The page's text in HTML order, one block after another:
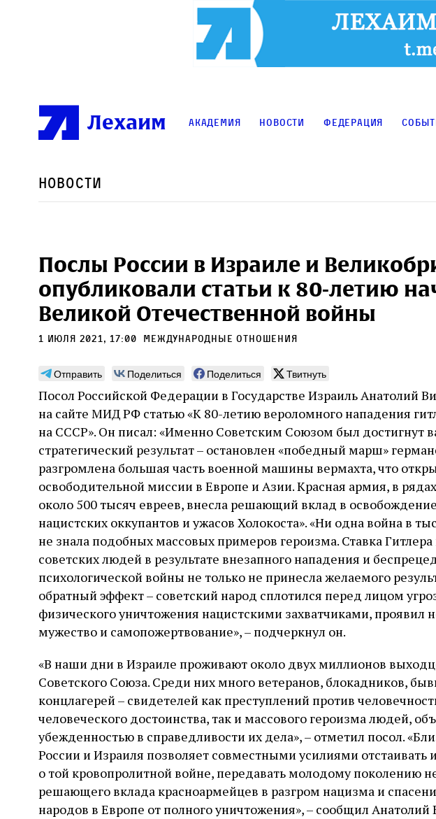
Лехаим Академия Новости Федерация
Новости
Послы России в Израиле и
опубликовали статьи к 80-летию
Великой Отечественной войны
1 июля 2021, 17:00 международные отношения
Отправить Поделиться Поделиться Твитнуть
Посол Российской Федерации в Государстве Израиль Анатолий
на сайте МИД РФ статью «К 80-летию вероломного нападения
на СССР». Он писал: «Именно Советским Союзом был достигнут
стратегический результат – остановлен «победный марш»
разгромлена большая часть военной машины вермахта, что
освободительной миссии в Европе и Азии. Красная армия, в
около 500 тысяч евреев, внесла решающий вклад в
нацистских оккупантов и ужасов Холокоста». «Ни одна война в
не знала подобных массовых примеров героизма. Ставка
советских людей в результате внезапного нападения и
психологической войны не только не принесла желаемого
обратный эффект – советский народ сплотился перед лицом
физического уничтожения нацистскими захватчиками, проявил
мужество и самопожертвование», – подчеркнул он.
«В наши дни в Израиле проживают около двух миллионов
Советского Союза. Среди них много ветеранов, блокадников,
концлагерей – свидетелей как преступлений против
человеческого достоинства, так и массового героизма людей,
убежденностью в справедливости их дела», – отметил посол.
России и Израиля позволяет совместными усилиями отстаивать
о той кровопролитной войне, передавать молодому поколению
решающего вклада красноармейцев в разгром нацизма и
народов в Европе от полного уничтожения», – сообщил Анатолий
Может ли человек,
сведущий в естественных
науках, серьезно
относиться к каббале?
Повышенный интерес Дельмедиго к каббале,
наряду с его попытками провести параллели
между еврейской мистикой, неоплатонизмом
и атомизмом, следует воспринимать в
контексте его сомнений относительно
достоверности схоластической метафизики и
готовности искать и анализировать
альтернативные философские точки зрения
31 июля Библиотека, кабинет историка
Давид Б. Рудерман
Планета обезьян
Продвижение книги
усилиями ведущих мировых СМИ
ли дело случая или следствие
достоинств книги. Перед нами,
часть проекта. Задача которого
сформулирована так: создание
еврейской идентичности,
благородные социалистические
Бунде, в противовес «сионистам
30 июля Книжный разговор